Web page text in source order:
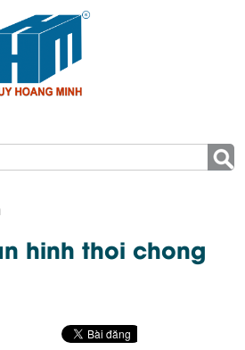
hinh thoi chong